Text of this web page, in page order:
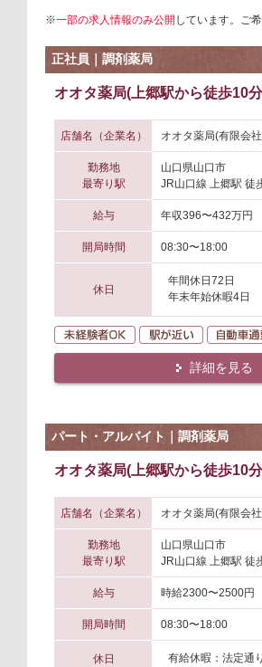
※一部の求人情報のみ公開 しています。ご
正社員｜調剤薬局
オオタ薬局(上郷駅から徒歩10
店舗名（企業名） オオタ薬局(有限会
勤務地
最寄り駅
山口県山口市
JR山口線 上郷駅 徒
給与 年収396〜432万円
開局時間 08:30〜18:00
休日
年間休日72日
年末年始休暇4日
未経験者OK 駅が近い
詳細を見る
パート・アルバイト｜調剤薬局
オオタ薬局(上郷駅から徒歩10
店舗名（企業名） オオタ薬局(有限会
勤務地
最寄り駅
山口県山口市
JR山口線 上郷駅 徒
給与 時給2300〜2500円
開局時間 08:30〜18:00
休日 有給休暇：法定通